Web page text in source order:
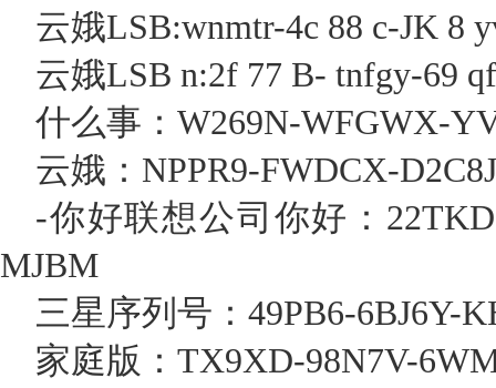
云娥LSB:wnmtr-4c 88 c-JK 8
云娥LSB n:2f 77 B- tnfgy-69
什么事：W269N-WFGWX-
云娥：NPPR9-FWDCX-
-你好联想公司你好：
MJBM
三星序列号：49PB6-6BJ6Y-
家庭版：TX9XD-98N7V-